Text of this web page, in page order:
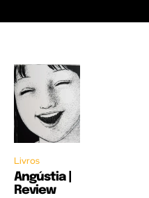
Livros
Angústia |
Review